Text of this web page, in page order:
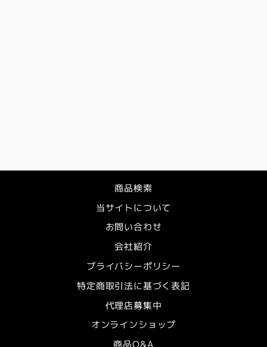
商品検索
当サイトについて
お問い合わせ
会社紹介
プライバシーポリシー
特定商取引法に基づく表記
代理店募集中
オンラインショップ
商品Q&A